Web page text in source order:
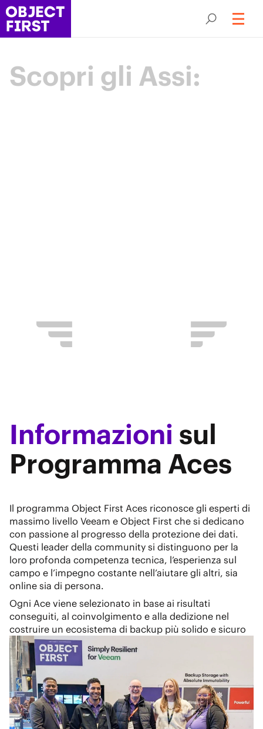
Scopri gli Assi:
Informazioni sul
Programma Aces
Il programma Object First Aces riconosce gli esperti di
massimo livello Veeam e Object First che si dedicano
con passione al progresso della protezione dei dati.
Questi leader della community si distinguono per la
loro profonda competenza tecnica, l’esperienza sul
campo e l’impegno costante nell’aiutare gli altri, sia
online sia di persona.
Ogni Ace viene selezionato in base ai risultati
conseguiti, al coinvolgimento e alla dedizione nel
costruire un ecosistema di backup più solido e sicuro